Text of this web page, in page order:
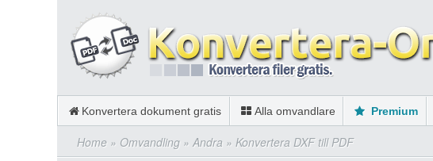
Konvertera dokument gratis Alla omvandlare Premium
Home » Omvandling » Andra » Konvertera DXF till PDF